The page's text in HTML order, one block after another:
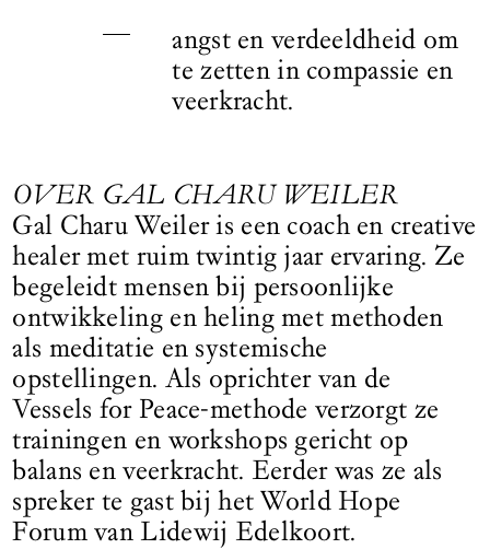
angst en verdeeldheid om
te zetten in compassie en
veerkracht.
OVER GAL CHARU WEILER
Gal Charu Weiler is een coach en creative
healer met ruim twintig jaar ervaring. Ze
begeleidt mensen bij persoonlijke
ontwikkeling en heling met methoden
als meditatie en systemische
opstellingen. Als oprichter van de
Vessels for Peace-methode verzorgt ze
trainingen en workshops gericht op
balans en veerkracht. Eerder was ze als
spreker te gast bij het World Hope
Forum van Lidewij Edelkoort.